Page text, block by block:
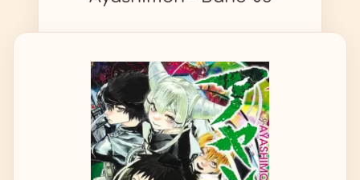
Bildergalerie überspringen